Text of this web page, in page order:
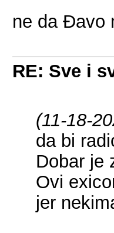
ne da Đavo
RE: Sve i
(11-18-
da bi
Dobar je
Ovi
jer